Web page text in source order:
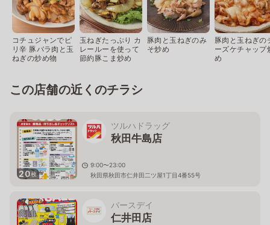
コチュジャンでピ
リ辛 豚バラ肉と玉
ねぎの炒め物
玉ねぎたっぷり カ
レールーを使って
節約豚こま炒め
豚肉と玉ねぎのみ
そ炒め
豚肉と玉ねぎの
ーズケチャップ
め
この店舗の近くのチラシ
20枚
ツルハドラッグ
秋田牛島店
9:00〜23:00
秋田県秋田市仁井田二ツ屋1丁目4番55号
バースデイ
仁井田店